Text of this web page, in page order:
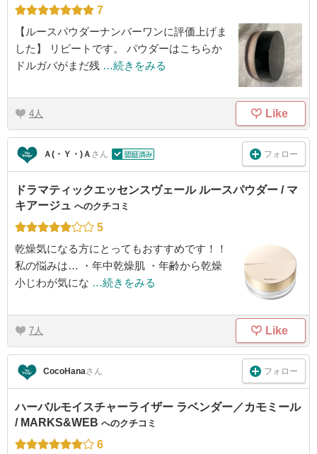
7
【ルースパウダーナンバーワンに評価上げま
した】 リピートです。 パウダーはこちらか
ドルガバがまだ残 …続きをみる
4 Like
Ａ(・Ｙ・)Ａ さん フォロー
ドラマティックエッセンスヴェール ルースパウダー / マ
キアージュ へのクチコミ
5
乾燥気になる方にとってもおすすめです！！
私の悩みは… ・年中乾燥肌 ・年齢から乾燥
小じわが気にな …続きをみる
7 Like
CocoHanaさん フォロー
ハーバルモイスチャーライザー ラベンダー／カモミール
/ MARKS&WEB へのクチコミ
6